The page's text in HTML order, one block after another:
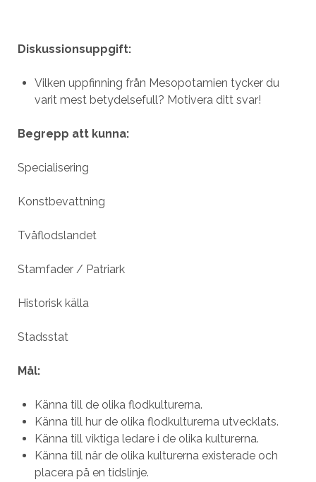
Diskussionsuppgift:
Vilken uppfinning från Mesopotamien tycker du
varit mest betydelsefull? Motivera ditt svar!
Begrepp att kunna:
Specialisering
Konstbevattning
Tvåflodslandet
Stamfader / Patriark
Historisk källa
Stadsstat
Mål:
Känna till de olika flodkulturerna.
Känna till hur de olika flodkulturerna utvecklats.
Känna till viktiga ledare i de olika kulturerna.
Känna till när de olika kulturerna existerade och
placera på en tidslinje.